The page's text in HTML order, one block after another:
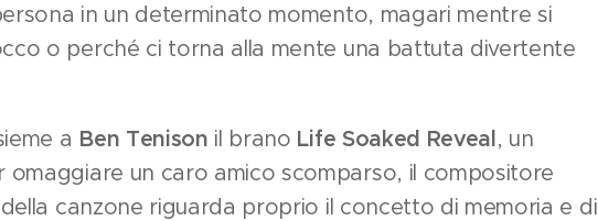
in un determinato momento, magari mentre si
o perché ci torna alla mente una battuta divertente
a Ben Tenison il brano Life Soaked Reveal, un
un caro amico scomparso, il compositore
canzone riguarda proprio il concetto di memoria e di